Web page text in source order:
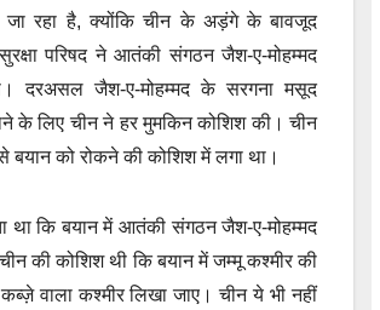
जा रहा है, क्योंकि चीन के अड़ंगे के बावजूद
परिषद ने आतंकी संगठन जैश-ए-मोहम्मद
दरअसल जैश-ए-मोहम्मद के सरगना मसूद
के लिए चीन ने हर मुमकिन कोशिश की। चीन
बयान को रोकने की कोशिश में लगा था।
था कि बयान में आतंकी संगठन जैश-ए-मोहम्मद
की कोशिश थी कि बयान में जम्मू कश्मीर की
वाला कश्मीर लिखा जाए। चीन ये भी नहीं